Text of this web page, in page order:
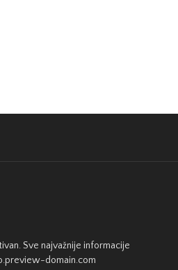
Sve najvažnije informacije
domain.com